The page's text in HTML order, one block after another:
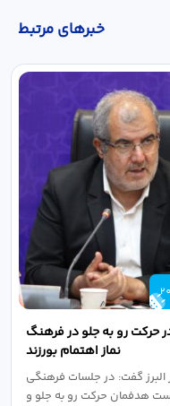
خبر‌های مرتبط
حرکت رو به جلو در فرهنگ
نماز اهتمام بورزند
البرز گفت: در جلسات فرهنگی
هدفمان حرکت رو به جلو و